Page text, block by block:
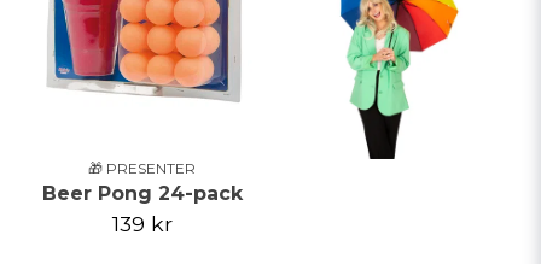
🎁 PRESENTER
Beer Pong 24-pack
139 kr